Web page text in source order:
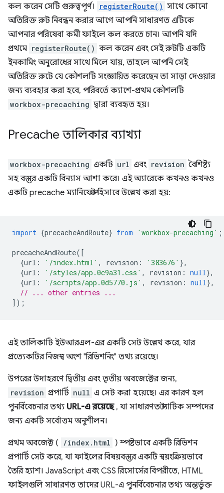
কল করেন সেটি গুরুত্বপূর্ণ। registerRoute() সাথে কোনো
অতিরিক্ত রুট নিবন্ধন করার আগে আপনি সাধারণত এটিকে
আপনার পরিষেবা কর্মী ফাইলে কল করতে চান। আপনি যদি
প্রথমে registerRoute() কল করেন এবং সেই রুটটি একটি
ইনকামিং অনুরোধের সাথে মিলে যায়, তাহলে আপনি সেই
অতিরিক্ত রুটে যে কৌশলটি সংজ্ঞায়িত করেছেন তা সাড়া দেওয়ার
জন্য ব্যবহার করা হবে, পরিবর্তে ক্যাশে-প্রথম কৌশলটি
workbox-precaching দ্বারা ব্যবহৃত হয়।
Precache তালিকার ব্যাখ্যা
workbox-precaching একটি url এবং revision বৈশিষ্ট্য
সহ বস্তুর একটি বিন্যাস আশা করে। এই অ্যারেকে কখনও কখনও
একটি precache ম্যানিফেস্ট হিসাবে উল্লেখ করা হয়:
import {precacheAndRoute} from 'workbox-precaching' ;
precacheAndRoute([
{url : '/index.html' , revision : '383676' },
{url : '/styles/app.0c9a31.css' , revision : null},
{url : '/scripts/app.0d5770.js' , revision : null},
// ... other entries ...
]);
এই তালিকাটি ইউআরএল-এর একটি সেট উল্লেখ করে, যার
প্রত্যেকটির নিজস্ব অংশ "রিভিশনিং" তথ্য রয়েছে।
উপরের উদাহরণে দ্বিতীয় এবং তৃতীয় অবজেক্টের জন্য,
revision প্রপার্টি null এ সেট করা হয়েছে। এর কারণ হল
পুনর্বিবেচনার তথ্য URL-এ রয়েছে, যা সাধারণত স্ট্যাটিক সম্পদের
জন্য একটি সর্বোত্তম অনুশীলন।
প্রথম অবজেক্ট ( /index.html ) স্পষ্টভাবে একটি রিভিশন
প্রপার্টি সেট করে, যা ফাইলের বিষয়বস্তুর একটি স্বয়ংক্রিয়ভাবে
তৈরি হ্যাশ। JavaScript এবং CSS রিসোর্সের বিপরীতে, HTML
ফাইলগুলি সাধারণত তাদের URL-এ পুনর্বিবেচনার তথ্য অন্তর্ভুক্ত